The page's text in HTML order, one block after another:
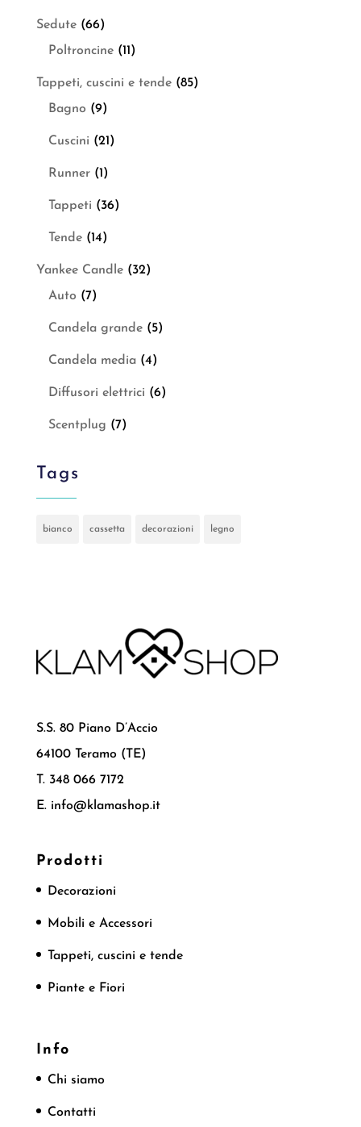
Sedute (66)
Poltroncine (11)
Tappeti, cuscini e tende (85)
Bagno (9)
Cuscini (21)
Runner (1)
Tappeti (36)
Tende (14)
Yankee Candle (32)
Auto (7)
Candela grande (5)
Candela media (4)
Diffusori elettrici (6)
Scentplug (7)
Tags
bianco cassetta decorazioni legno
S.S. 80 Piano D’Accio
64100 Teramo (TE)
T. 348 066 7172
E. info@klamashop.it
Prodotti
Decorazioni
Mobili e Accessori
Tappeti, cuscini e tende
Piante e Fiori
Info
Chi siamo
Contatti